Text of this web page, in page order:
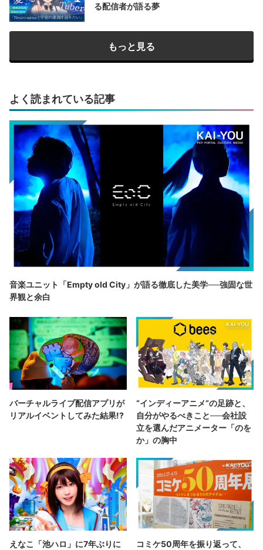
る配信者が語る夢
もっと見る
よく読まれている記事
音楽ユニット「Empty old City」が語る徹底した美学──強固な世
界観と余白
バーチャルライブ配信アプリが
リアルイベントしてみた結果!?
“インディーアニメ“の足跡と、
自分がやるべきこと──会社設
立を選んだアニメーター「のを
か」の胸中
えなこ「池ハロ」に7年ぶりに
コミケ50周年を振り返って、